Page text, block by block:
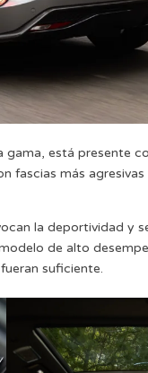
está presente
fascias más
la deportividad y
de alto
suficiente.